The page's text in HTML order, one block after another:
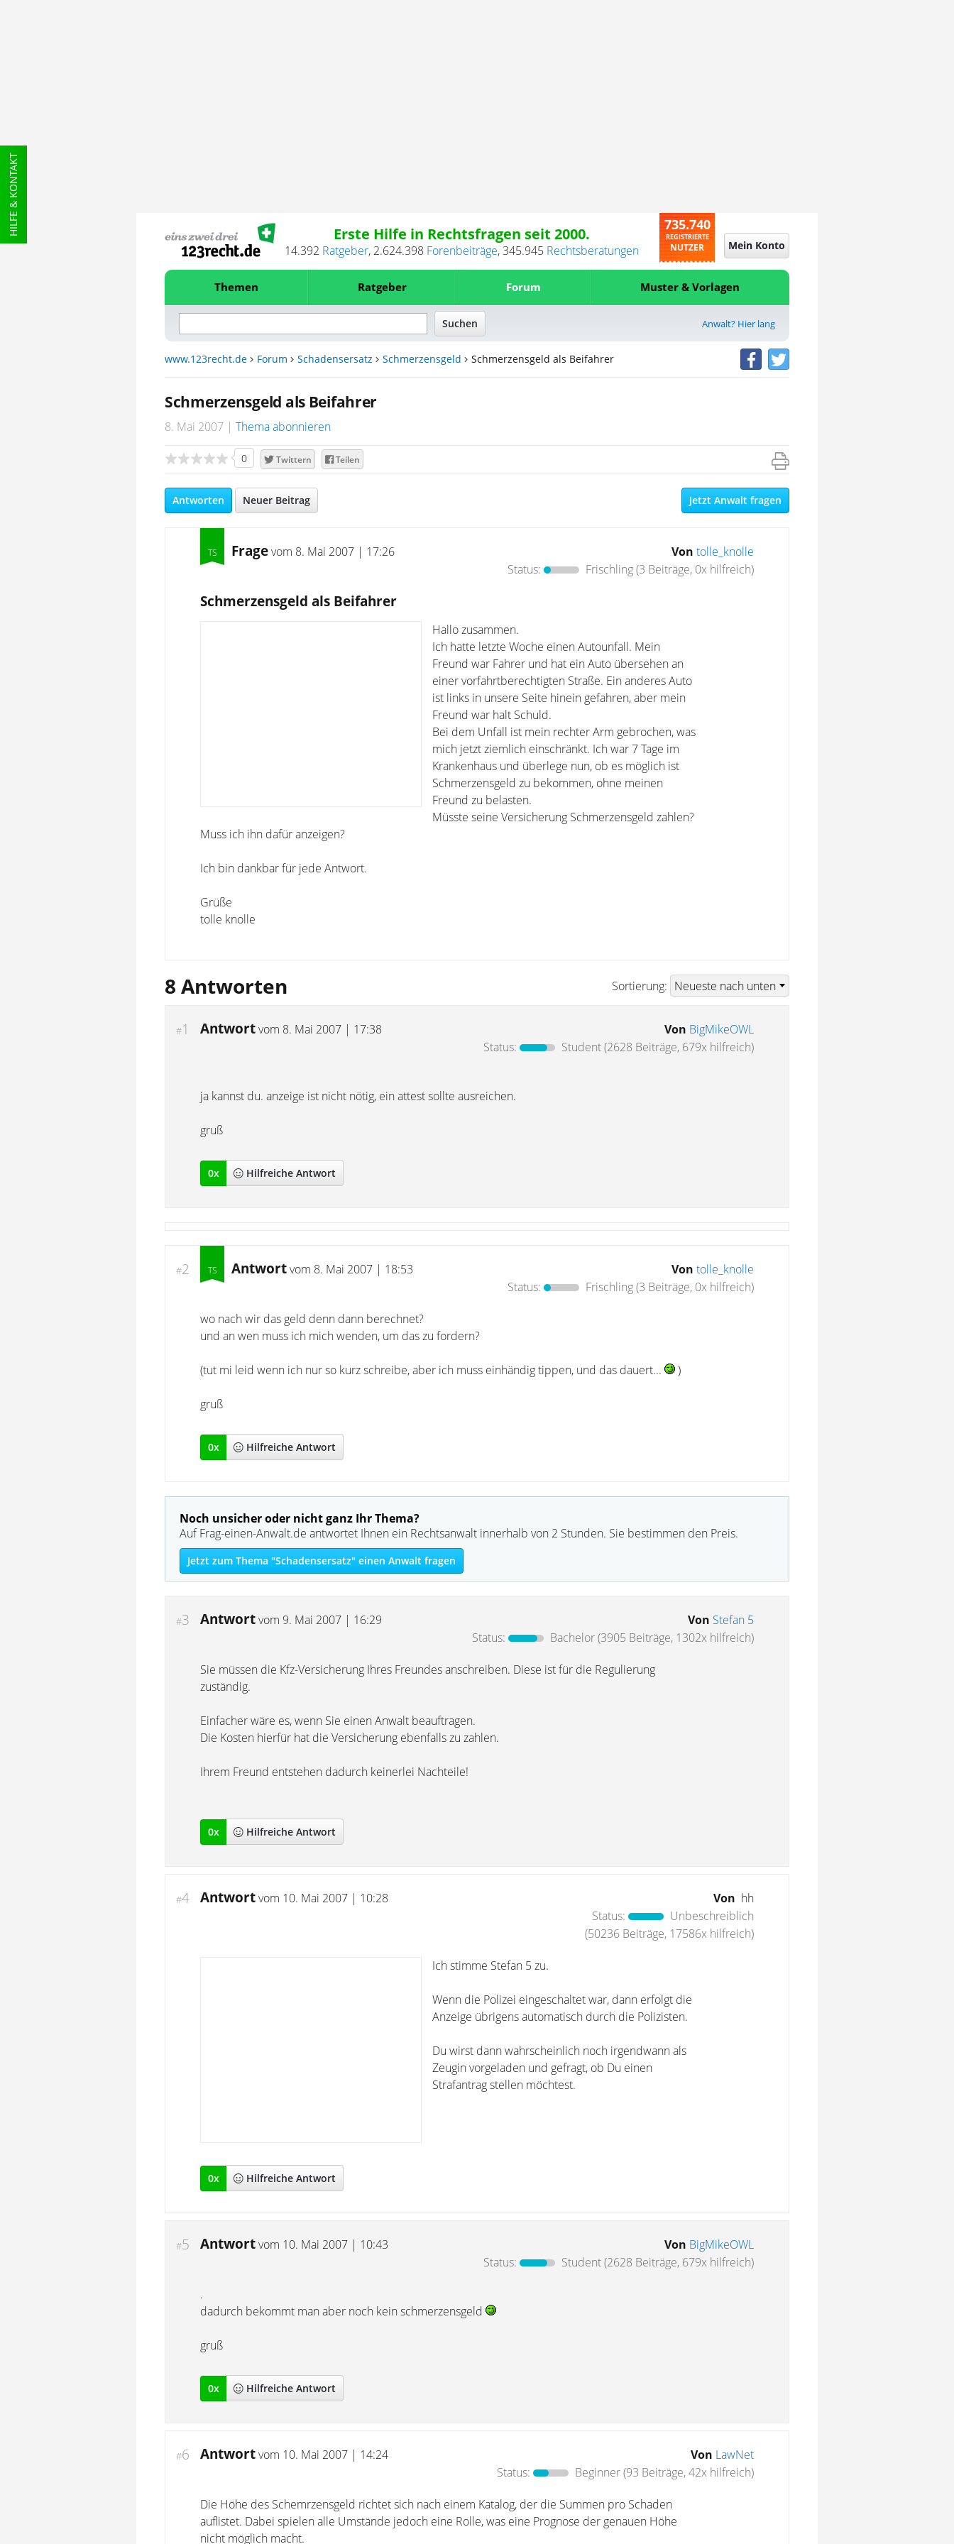
HILFE & KONTAKT Erste Hilfe in Rechtsfragen seit 2000.
14.392 Ratgeber, 2.624.398 Forenbeiträge,345.945 Rechtsberatungen
735.740
REGISTRIERTE
NUTZER Mein Konto
Themen Ratgeber Forum Muster & Vorlagen
Anwalt? Hier lang
www.123recht.de Forum Schadensersatz Schmerzensgeld Schmerzensgeld als Beifahrer
Schmerzensgeld als Beifahrer
8. Mai 2007 Thema abonnieren
0 Twittern Teilen
Antworten Neuer Beitrag Jetzt Anwalt fragen
Fragevom 8. Mai 2007 | 17:26 Von tolle_knolle
Status:
Frischling(3 Beiträge, 0x hilfreich)
Schmerzensgeld als Beifahrer
Hallo zusammen.
Ich hatte letzte Woche einen Autounfall. Mein
Freund war Fahrer und hat ein Auto übersehen an
einer vorfahrtberechtigten Straße. Ein anderes Auto
ist links in unsere Seite hinein gefahren, aber mein
Freund war halt Schuld.
Bei dem Unfall ist mein rechter Arm gebrochen, was
mich jetzt ziemlich einschränkt. Ich war 7 Tage im
Krankenhaus und überlege nun, ob es möglich ist
Schmerzensgeld zu bekommen, ohne meinen
Freund zu belasten.
Müsste seine Versicherung Schmerzensgeld zahlen?
Muss ich ihn dafür anzeigen?
Ich bin dankbar für jede Antwort.
Grüße
tolle knolle
8 Antworten Sortierung:
#1 Antwortvom 8. Mai 2007 | 17:38 Von BigMikeOWL
Status:
Student(2628 Beiträge, 679x hilfreich)
ja kannst du. anzeige ist nicht nötig, ein attest sollte ausreichen.
gruß
0x Hilfreiche Antwort
#2 Antwortvom 8. Mai 2007 | 18:53 Von tolle_knolle
Status:
Frischling(3 Beiträge, 0x hilfreich)
wo nach wir das geld denn dann berechnet?
und an wen muss ich mich wenden, um das zu fordern?
(tut mi leid wenn ich nur so kurz schreibe, aber ich muss einhändig tippen, und das dauert... )
gruß
0x Hilfreiche Antwort
Noch unsicher oder nicht ganz Ihr Thema?
Auf Frag-einen-Anwalt.de antwortet Ihnen ein Rechtsanwalt innerhalb von 2 Stunden. Sie bestimmen den Preis.
Jetzt zum Thema "Schadensersatz" einen Anwalt fragen
#3 Antwortvom 9. Mai 2007 | 16:29 Von Stefan 5
Status:
Bachelor(3905 Beiträge, 1302x hilfreich)
Sie müssen die Kfz-Versicherung Ihres Freundes anschreiben. Diese ist für die Regulierung
zuständig.
Einfacher wäre es, wenn Sie einen Anwalt beauftragen.
Die Kosten hierfür hat die Versicherung ebenfalls zu zahlen.
Ihrem Freund entstehen dadurch keinerlei Nachteile!
0x Hilfreiche Antwort
#4 Antwortvom 10. Mai 2007 | 10:28 Von hh
Status:
Unbeschreiblich
(50236 Beiträge, 17586x hilfreich)
Ich stimme Stefan 5 zu.
Wenn die Polizei eingeschaltet war, dann erfolgt die
Anzeige übrigens automatisch durch die Polizisten.
Du wirst dann wahrscheinlich noch irgendwann als
Zeugin vorgeladen und gefragt, ob Du einen
Strafantrag stellen möchtest.
0x Hilfreiche Antwort
#5 Antwortvom 10. Mai 2007 | 10:43 Von BigMikeOWL
Status:
Student(2628 Beiträge, 679x hilfreich)
.
dadurch bekommt man aber noch kein schmerzensgeld
gruß
0x Hilfreiche Antwort
#6 Antwortvom 10. Mai 2007 | 14:24 Von LawNet
Status:
Beginner(93 Beiträge, 42x hilfreich)
Die Höhe des Schemrzensgeld richtet sich nach einem Katalog, der die Summen pro Schaden
auflistet. Dabei spielen alle Umstände jedoch eine Rolle, was eine Prognose der genauen Höhe
nicht möglich macht.